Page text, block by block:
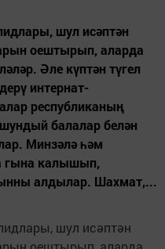
шул исәптән
оештырып, аларда
Әле күптән түгел
интернат-
республиканың
балалар белән
Минзәлә һәм
гына калышып,
алдылар. Шахмат,...
шул исәптән